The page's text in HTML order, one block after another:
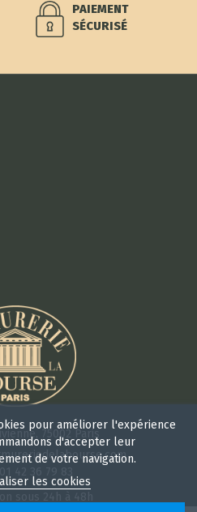
PAIEMENT
SÉCURISÉ
75002 Paris
pour améliorer l'expérience
d'accepter leur
de votre navigation.
les cookies